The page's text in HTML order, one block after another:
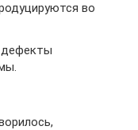
во
дефекты